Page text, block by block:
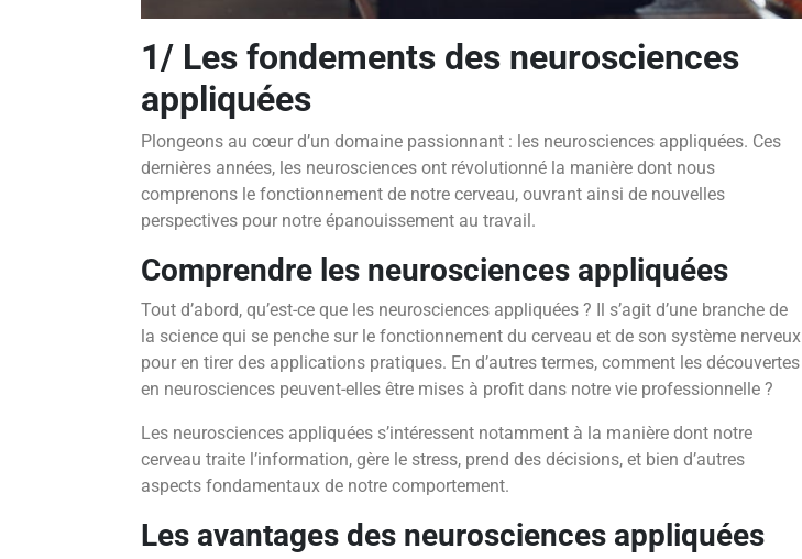
1/ Les fondements des neurosciences
appliquées
Plongeons au cœur d’un domaine passionnant : les neurosciences appliquées. Ces
dernières années, les neurosciences ont révolutionné la manière dont nous
comprenons le fonctionnement de notre cerveau, ouvrant ainsi de nouvelles
perspectives pour notre épanouissement au travail.
Comprendre les neurosciences appliquées
Tout d’abord, qu’est-ce que les neurosciences appliquées ? Il s’agit d’une branche de
la science qui se penche sur le fonctionnement du cerveau et de son système nerveux
pour en tirer des applications pratiques. En d’autres termes, comment les découvertes
en neurosciences peuvent-elles être mises à profit dans notre vie professionnelle ?
Les neurosciences appliquées s’intéressent notamment à la manière dont notre
cerveau traite l’information, gère le stress, prend des décisions, et bien d’autres
aspects fondamentaux de notre comportement.
Les avantages des neurosciences appliquées